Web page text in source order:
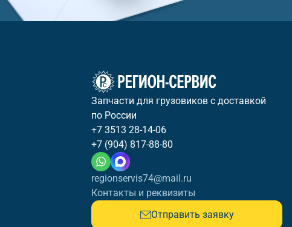
Запчасти для грузовиков с доставкой
по России
+7 3513 28-14-06
+7 (904) 817-88-80
regionservis74@mail.ru
Контакты и реквизиты
Отправить заявку